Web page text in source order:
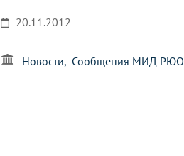
20.11.2012
Новости Сообщения МИД РЮО